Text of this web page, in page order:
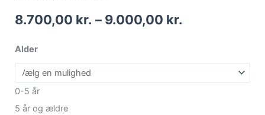
8.700,00 kr. – 9.000,00 kr.
9.000,00 kr.
Alder
0-5 år
5 år og ældre
Spacecontrol
antal